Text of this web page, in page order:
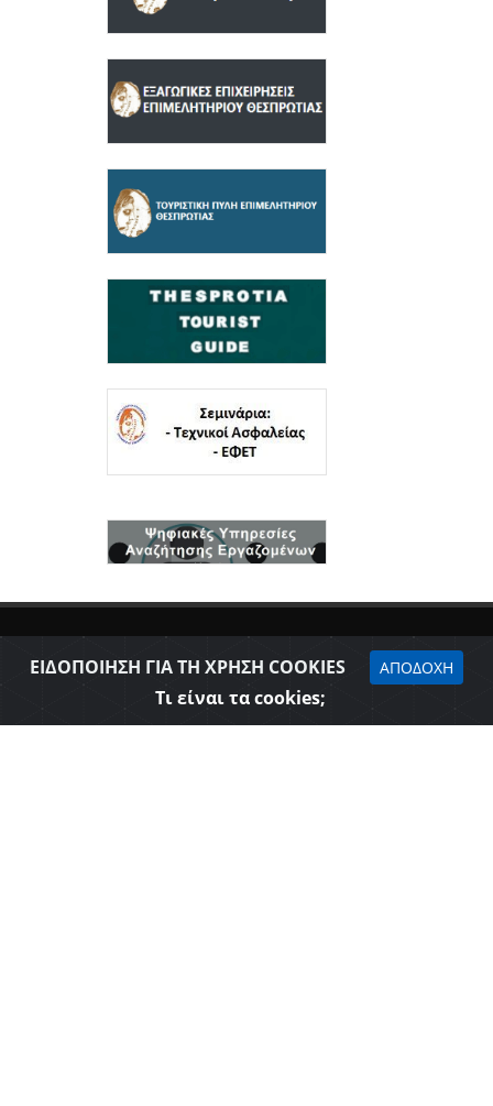
ΕΙΔΟΠΟΙΗΣΗ ΓΙΑ ΤΗ ΧΡΗΣΗ COOKIES ΑΠΟΔΟΧΗ
Τι είναι τα cookies;